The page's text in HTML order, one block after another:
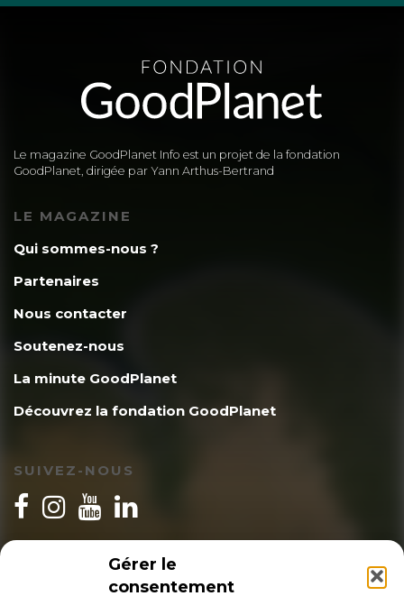
Gérer le
consentement
Le magazine GoodPlanet Info est un projet de la fondation
GoodPlanet, dirigée par Yann Arthus-Bertrand
LE MAGAZINE
Qui sommes-nous ?
Partenaires
Nous contacter
Soutenez-nous
La minute GoodPlanet
Découvrez la fondation GoodPlanet
SUIVEZ-NOUS
INSCRIPTION NEWSLETTER